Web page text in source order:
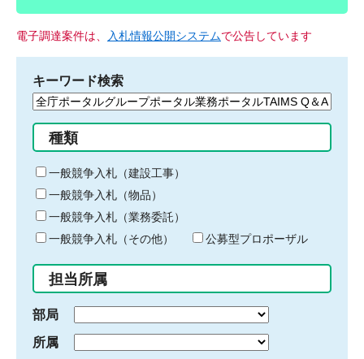
電子調達案件は、 入札情報公開システムで公告しています
キーワード検索
検
る
キ
ー
ワ
ー
ド
入
力
種類
一般競争入札（建設工事）
一般競争入札（物品）
一般競争入札（業務委託）
一般競争入札（その他）
公募型プロポーザル
担当所属
部局
所属